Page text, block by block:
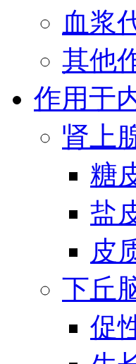
血浆
其他
作用于
肾上
糖
盐
皮
下丘
促